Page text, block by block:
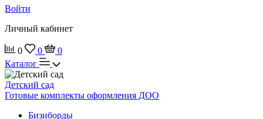
Войти
Личный кабинет
0 0
0
Каталог
Детский сад
Готовые комплекты оформления ДОО
Бизиборды